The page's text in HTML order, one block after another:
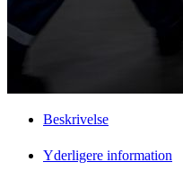
Beskrivelse
Yderligere information